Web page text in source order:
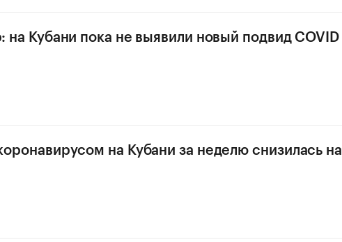
на Кубани пока не выявили новый подвид COVID
на Кубани за неделю снизилась на